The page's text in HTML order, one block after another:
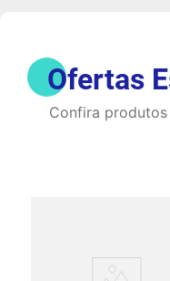
Ofertas
Confira